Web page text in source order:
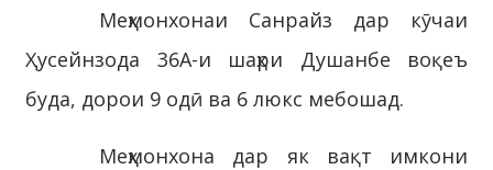
Меҳмонхонаи Санрайз дар кӯчаи
Ҳусейнзода 36А-и шаҳри Душанбе воқеъ
буда, дорои 9 одӣ ва 6 люкс мебошад.
Меҳмонхона дар як вақт имкони